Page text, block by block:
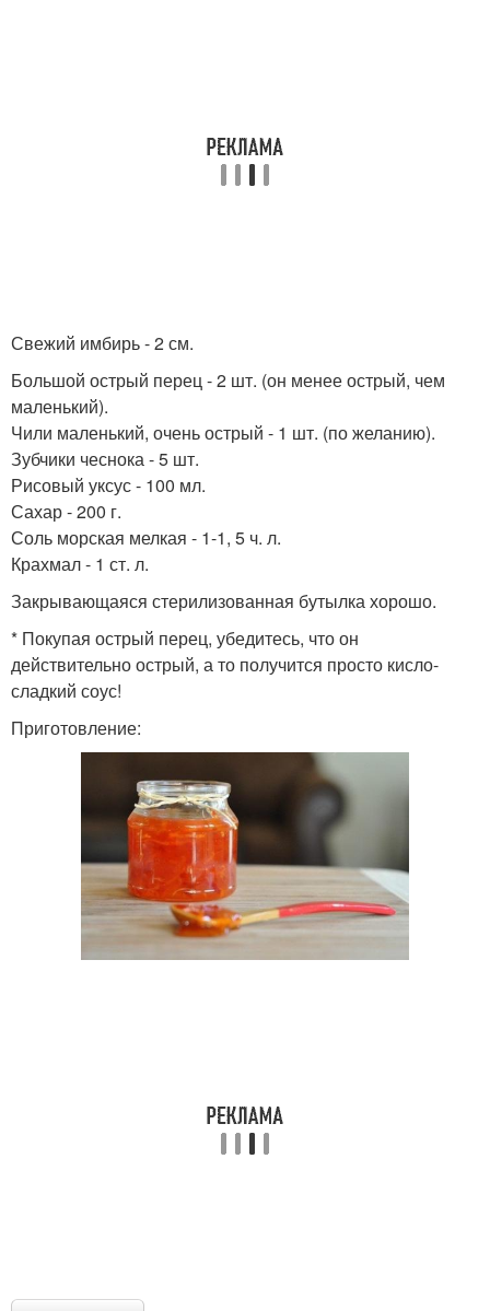
Свежий имбирь - 2 см.
Большой острый перец - 2 шт. (он менее острый, чем
маленький).
Чили маленький, очень острый - 1 шт. (по желанию).
Зубчики чеснока - 5 шт.
Рисовый уксус - 100 мл.
Сахар - 200 г.
Соль морская мелкая - 1-1, 5 ч. л.
Крахмал - 1 ст. л.
Закрывающаяся стерилизованная бутылка хорошо.
* Покупая острый перец, убедитесь, что он
действительно острый, а то получится просто кисло-
сладкий соус!
Приготовление: